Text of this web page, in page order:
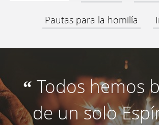
Pautas para la homilía
“ Todos hemos
de un solo